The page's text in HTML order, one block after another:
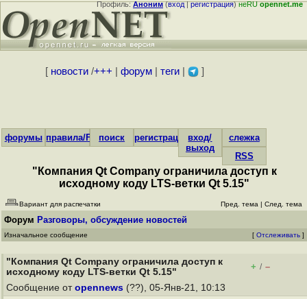
Профиль:Аноним(вход|регистрация)неRUopennet.me
[ новости/+++ форум| теги| ]
форумы правила/FAQпоиск регистрациявход/
выход
слежка
RSS
"Компания Qt Company ограничила доступ к
исходному коду LTS-ветки Qt 5.15"
Вариант для распечатки Пред. тема | След. тема
Форум Разговоры, обсуждение новостей
Изначальное сообщение [ Отслеживать ]
"Компания Qt Company ограничила доступ к
исходному коду LTS-ветки Qt 5.15"
+ / –
Сообщение от opennews (??), 05-Янв-21, 10:13